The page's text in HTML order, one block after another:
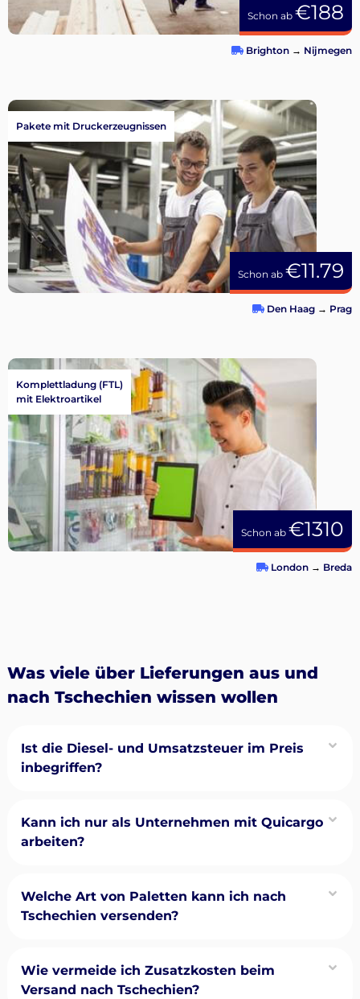
Schon ab €188
Brighton → Nijmegen
Schon ab €11.79
Pakete mit Druckerzeugnissen
Den Haag → Prag
Schon ab €1310
Komplettladung (FTL)
mit Elektroartikel
London → Breda
Was viele über Lieferungen aus und
nach Tschechien wissen wollen
Ist die Diesel- und Umsatzsteuer im Preis
inbegriffen?
Kann ich nur als Unternehmen mit Quicargo
arbeiten?
Welche Art von Paletten kann ich nach
Tschechien versenden?
Wie vermeide ich Zusatzkosten beim
Versand nach Tschechien?